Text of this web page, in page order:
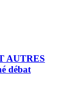
AUTRES
débat